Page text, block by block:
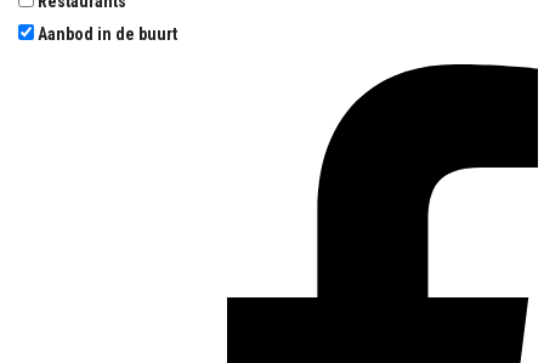
Aanbod in de buurt